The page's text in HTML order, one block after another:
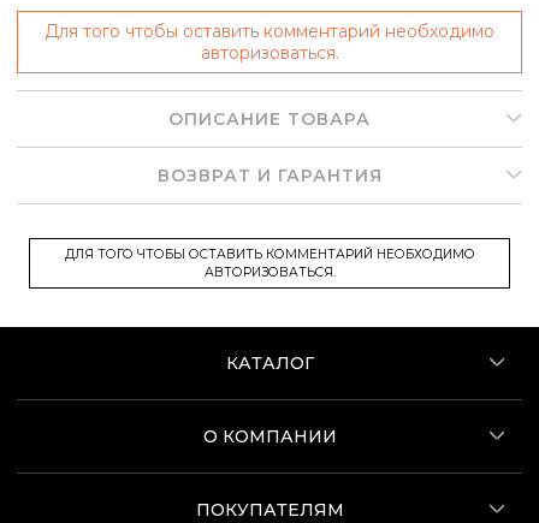
Для того чтобы оставить комментарий необходимо
авторизоваться.
ОПИСАНИЕ ТОВАРА
ВОЗВРАТ И ГАРАНТИЯ
ДЛЯ ТОГО ЧТОБЫ ОСТАВИТЬ КОММЕНТАРИЙ НЕОБХОДИМО
АВТОРИЗОВАТЬСЯ.
КАТАЛОГ
О КОМПАНИИ
ПОКУПАТЕЛЯМ